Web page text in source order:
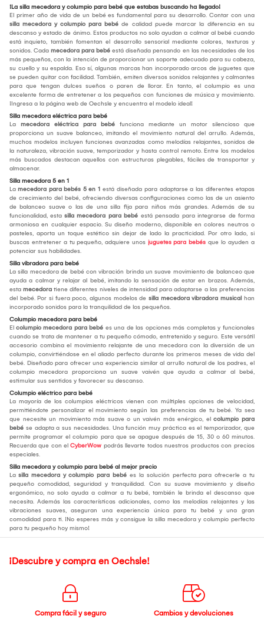
¡La silla mecedora y columpio para bebé que estabas buscando ha llegado!
El primer año de vida de un bebé es fundamental para su desarrollo. Contar con una
silla mecedora y columpio para bebé de calidad puede marcar la diferencia en su
descanso y estado de ánimo. Estos productos no solo ayudan a calmar al bebé cuando
está inquieto, también fomentan el desarrollo sensorial mediante colores, texturas y
sonidos. Cada mecedora para bebé está diseñada pensando en las necesidades de los
más pequeños, con la intención de proporcionar un soporte adecuado para su cabeza,
su cuello y su espalda. Eso sí, algunas marcas han incorporado arcos de juguetes que
se pueden quitar con facilidad. También, emiten diversos sonidos relajantes y calmantes
para que tengan dulces sueños o paren de llorar. En tanto, el columpio es una
excelente forma de entretener a los pequeños con funciones de música y movimiento.
¡Ingresa a la página web de Oechsle y encuentra el modelo ideal!
Silla mecedora eléctrica para bebé
La mecedora eléctrica para bebé funciona mediante un motor silencioso que
proporciona un suave balanceo, imitando el movimiento natural del arrullo. Además,
muchos modelos incluyen funciones avanzadas como melodías relajantes, sonidos de
la naturaleza, vibración suave, temporizador y hasta control remoto. Entre los modelos
más buscados destacan aquellos con estructuras plegables, fáciles de transportar y
almacenar.
Silla mecedora 5 en 1
La mecedora para bebés 5 en 1 está diseñada para adaptarse a las diferentes etapas
de crecimiento del bebé, ofreciendo diversas configuraciones como las de un asiento
de balanceo suave o las de una silla fija para niños más grandes. Además de su
funcionalidad, esta silla mecedora para bebé está pensada para integrarse de forma
armoniosa en cualquier espacio. Su diseño moderno, disponible en colores neutros o
pasteles, aporta un toque estético sin dejar de lado la practicidad. Por otro lado, si
buscas entretener a tu pequeño, adquiere unos juguetes para bebés que lo ayuden a
potenciar sus habilidades.
Silla vibradora para bebé
La silla mecedora de bebé con vibración brinda un suave movimiento de balanceo que
ayuda a calmar y relajar al bebé, imitando la sensación de estar en brazos. Además,
esta mecedora tiene diferentes niveles de intensidad para adaptarse a las preferencias
del bebé. Por si fuera poco, algunos modelos de silla mecedora vibradora musical han
incorporado sonidos para la tranquilidad de los pequeños.
Columpio mecedora para bebé
El columpio mecedora para bebé es una de las opciones más completas y funcionales
cuando se trata de mantener a tu pequeño cómodo, entretenido y seguro. Este versátil
accesorio combina el movimiento relajante de una mecedora con la diversión de un
columpio, convirtiéndose en el aliado perfecto durante los primeros meses de vida del
bebé. Diseñado para ofrecer una experiencia similar al arrullo natural de los padres, el
columpio mecedora proporciona un suave vaivén que ayuda a calmar al bebé,
estimular sus sentidos y favorecer su descanso.
Columpio eléctrico para bebé
La mayoría de los columpios eléctricos vienen con múltiples opciones de velocidad,
permitiéndote personalizar el movimiento según las preferencias de tu bebé. Ya sea
que necesite un movimiento más suave o un vaivén más enérgico, el columpio para
bebé se adapta a sus necesidades. Una función muy práctica es el temporizador, que
permite programar el columpio para que se apague después de 15, 30 o 60 minutos.
Recuerda que con el CyberWow podrás llevarte todos nuestros productos con precios
especiales.
Silla mecedora y columpio para bebé al mejor precio
La silla mecedora y columpio para bebé es la solución perfecta para ofrecerle a tu
pequeño comodidad, seguridad y tranquilidad. Con su suave movimiento y diseño
ergonómico, no solo ayuda a calmar a tu bebé, también le brinda el descanso que
necesita. Además las características adicionales, como las melodías relajantes y las
vibraciones suaves, aseguran una experiencia única para tu bebé y una gran
comodidad para ti. ¡No esperes más y consigue la silla mecedora y columpio perfecto
para tu pequeño hoy mismo!
¡Descubre y compra en Oechsle!
Compra fácil y seguro
Cambios y devoluciones